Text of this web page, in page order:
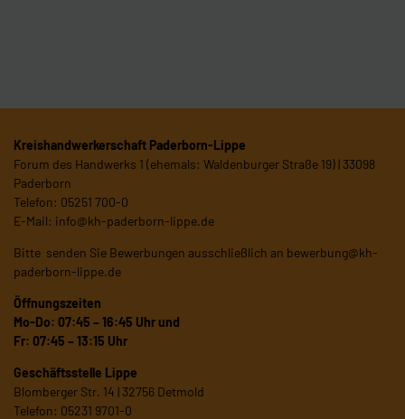
Kreishandwerkerschaft Paderborn-Lippe
Forum des Handwerks 1 (ehemals: Waldenburger Straße 19) | 33098
Paderborn
Telefon: 05251 700-0
E-Mail: info@kh-paderborn-lippe.de
Bitte senden Sie Bewerbungen ausschließlich an bewerbung@kh-
paderborn-lippe.de
Öffnungszeiten
Mo-Do: 07:45 – 16:45 Uhr und
Fr: 07:45 – 13:15 Uhr
Geschäftsstelle Lippe
Blomberger Str. 14 | 32756 Detmold
Telefon: 05231 9701-0